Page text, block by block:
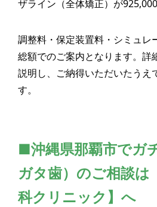
ザライン（全体矯正）が
調整料・保定装置料・シミュレ
総額でのご案内となります。詳
説明し、ご納得いただいたうえ
す。
■沖縄県那覇市でガ
ガタ歯）のご相談は
科クリニック】へ